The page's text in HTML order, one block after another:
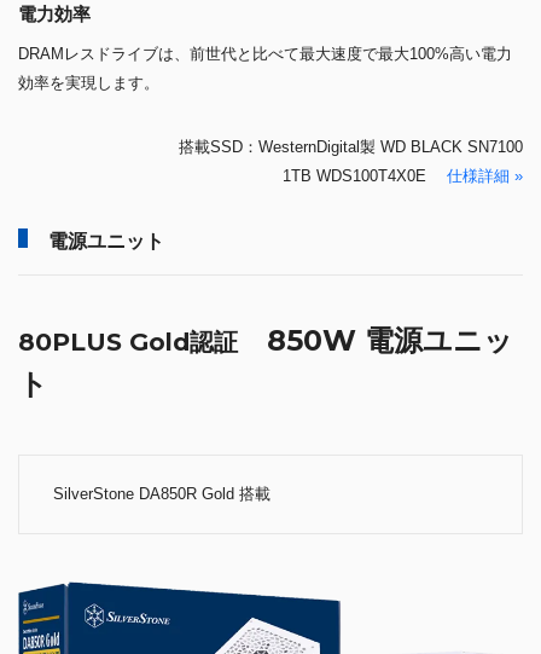
電力効率
DRAMレスドライブは、前世代と比べて最大速度で最大100%高い電力
効率を実現します。
搭載SSD：WesternDigital製 WD BLACK SN7100
1TB WDS100T4X0E 仕様詳細 »
電源ユニット
80PLUS Gold認証 850W 電源ユニッ
ト
SilverStone DA850R Gold 搭載